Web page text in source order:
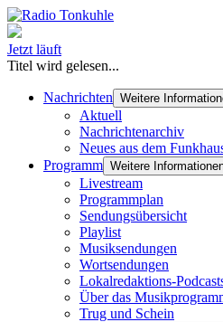
Jetzt läuft
Titel wird gelesen...
Nachrichten Weitere
Aktuell
Nachrichtenarchiv
Neues aus dem
Programm Weitere
Livestream
Programmplan
Sendungsübersicht
Playlist
Musiksendungen
Wortsendungen
Lokalredaktions-
Über das
Trug und Schein